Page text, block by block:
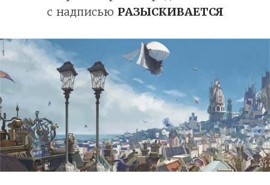
с надписью РАЗЫСКИВАЕТСЯ